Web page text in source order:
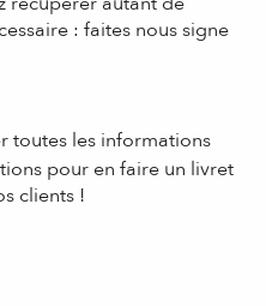
: faites nous signe
toutes les informations
pour en faire un livret
clients !